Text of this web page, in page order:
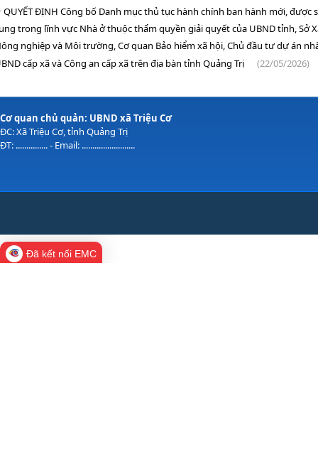
QUYẾT ĐỊNH Công bố Danh mục thủ tục hành chính ban hành mới, được
trong lĩnh vực Nhà ở thuộc thẩm quyền giải quyết của UBND tỉnh, Sở
nghiệp và Môi trường, Cơ quan Bảo hiểm xã hội, Chủ đầu tư dự án
cấp xã và Công an cấp xã trên địa bàn tỉnh Quảng Trị
(22/05/2026)
Cơ quan chủ quản: UBND xã Triệu Cơ
ĐC: Xã Triệu Cơ, tỉnh Quảng Trị
ĐT: ............... - Email: .........................
Đã kết nối EMC